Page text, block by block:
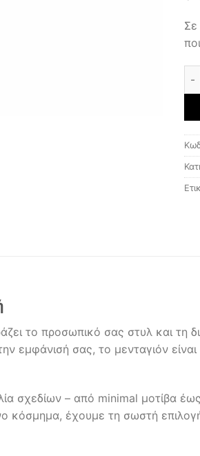
το προσωπικό σας στυλ και τη
εμφάνισή σας, το μενταγιόν είναι
σχεδίων – από minimal μοτίβα
κόσμημα, έχουμε τη σωστή